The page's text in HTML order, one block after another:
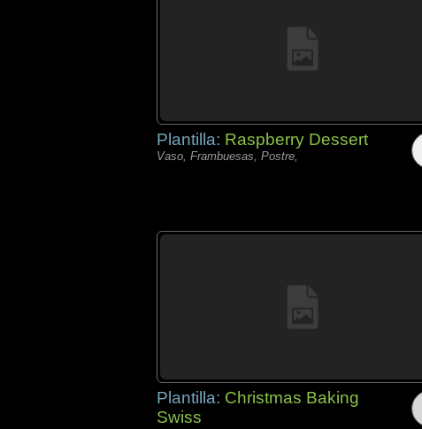
Plantilla: Raspberry Dessert
Vaso, Frambuesas, Postre,
Plantilla: Christmas Baking
Swiss